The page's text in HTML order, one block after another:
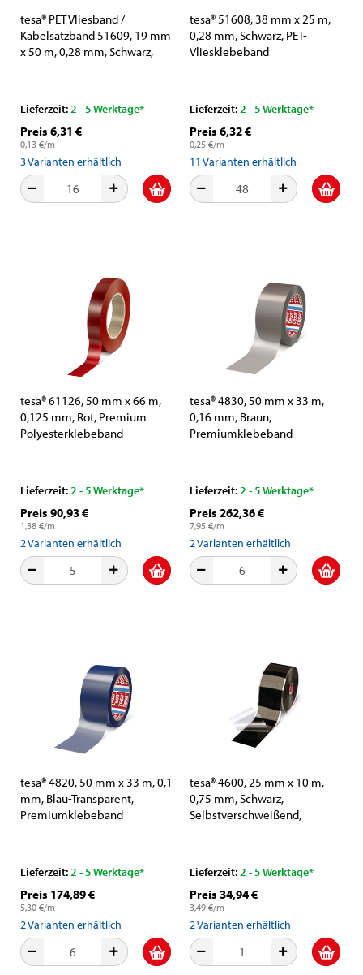
tesa® PET Vliesband /
Kabelsatzband 51609, 19 mm
x 50 m, 0,28 mm, Schwarz,
Lieferzeit:2 - 5 Werktage*
Preis 6,31 €
0,13 €/m
3Varianten erhältlich
tesa® 51608, 38 mm x 25 m,
0,28 mm, Schwarz, PET-
Vliesklebeband
Lieferzeit:2 - 5 Werktage*
Preis 6,32 €
0,25 €/m
11 Varianten erhältlich
tesa® 61126, 50 mm x 66 m,
0,125 mm, Rot, Premium
Polyesterklebeband
Lieferzeit:2 - 5 Werktage*
Preis 90,93 €
1,38 €/m
2Varianten erhältlich
tesa® 4830, 50 mm x 33 m,
0,16 mm, Braun,
Premiumklebeband
Lieferzeit:2 - 5 Werktage*
Preis 262,36 €
7,95 €/m
2Varianten erhältlich
tesa® 4820, 50 mm x 33 m, 0,1
mm, Blau-Transparent,
Premiumklebeband
Lieferzeit:2 - 5 Werktage*
Preis 174,89 €
5,30 €/m
2Varianten erhältlich
tesa® 4600, 25 mm x 10 m,
0,75 mm, Schwarz,
Selbstverschweißend,
Lieferzeit:2 - 5 Werktage*
Preis 34,94 €
3,49 €/m
2Varianten erhältlich